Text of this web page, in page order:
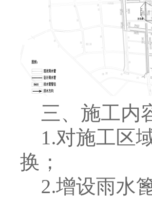
三、施工内
1.对施工区
换 ；
2.增设雨水